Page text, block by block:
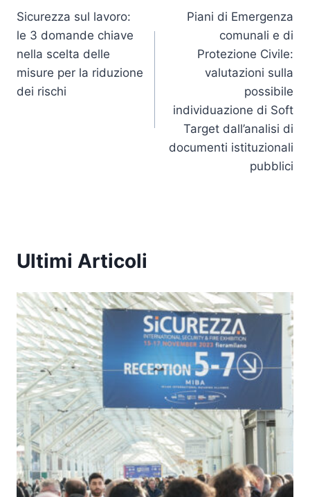
n o
o
k
p
articoli
Sicurezza sul lavoro:
le 3 domande chiave
nella scelta delle
misure per la riduzione
dei rischi
Piani di Emergenza
comunali e di
Protezione Civile:
valutazioni sulla
possibile
individuazione di Soft
Target dall’analisi di
documenti istituzionali
pubblici
Ultimi Articoli